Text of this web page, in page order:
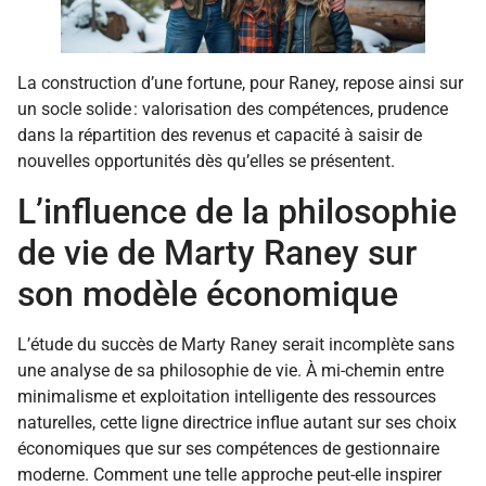
La construction d’une fortune, pour Raney, repose ainsi sur
un socle solide : valorisation des compétences, prudence
dans la répartition des revenus et capacité à saisir de
nouvelles opportunités dès qu’elles se présentent.
L’influence de la philosophie
de vie de Marty Raney sur
son modèle économique
L’étude du succès de Marty Raney serait incomplète sans
une analyse de sa philosophie de vie. À mi-chemin entre
minimalisme et exploitation intelligente des ressources
naturelles, cette ligne directrice influe autant sur ses choix
économiques que sur ses compétences de gestionnaire
moderne. Comment une telle approche peut-elle inspirer